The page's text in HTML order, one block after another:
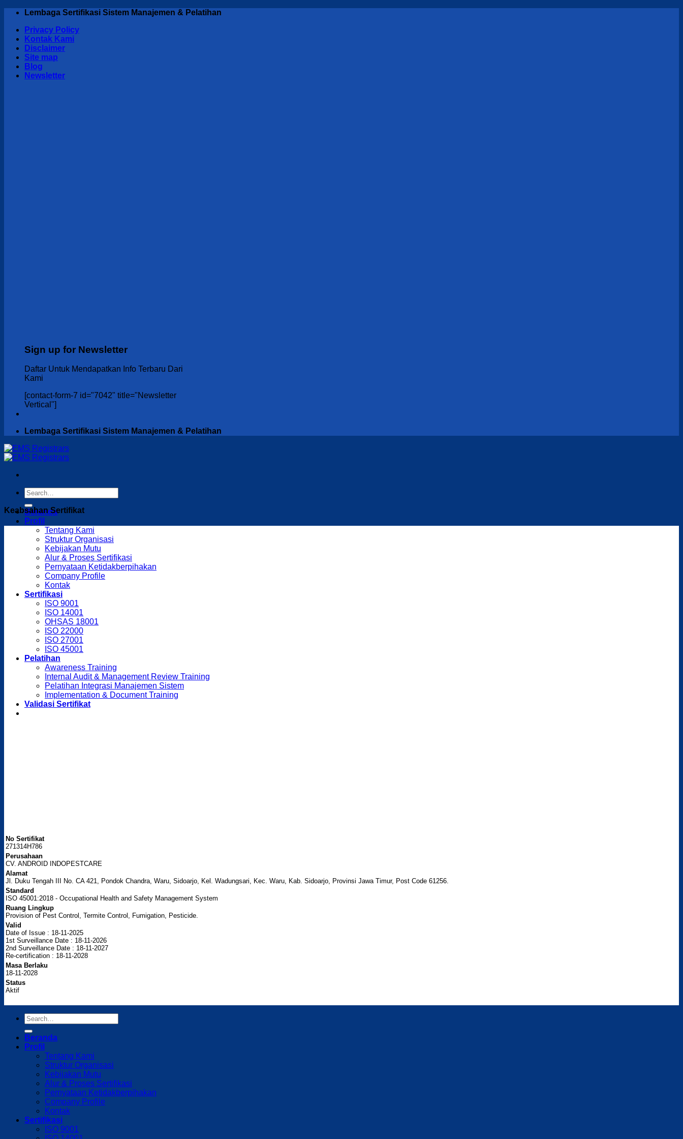
Skip
content
Lembaga Sertifikasi Sistem Manajemen & Pelatihan
Privacy Policy
Kontak Kami
Disclaimer
Site map
Blog
Newsletter
Sign up for Newsletter
Daftar Untuk Mendapatkan Info Terbaru Dari
Kami
[contact-form-7 id="7042" title="Newsletter
Vertical"]
Lembaga Sertifikasi Sistem Manajemen & Pelatihan
Beranda
Profil
Tentang Kami
Struktur Organisasi
Kebijakan Mutu
Alur & Proses Sertifikasi
Pernyataan Ketidakberpihakan
Company Profile
Kontak
Sertifikasi
ISO 9001
ISO 14001
OHSAS 18001
ISO 22000
ISO 27001
ISO 45001
Pelatihan
Awareness Training
Internal Audit & Management Review Training
Pelatihan Integrasi Manajemen Sistem
Implementation & Document Training
Validasi Sertifikat
Keabsahan Sertifikat
No Sertifikat
271314H786
Perusahaan
CV. ANDROID INDOPESTCARE
Alamat
Jl. Duku Tengah III No. CA 421, Pondok Chandra, Waru, Sidoarjo, Kel. Wadungsari, Kec. Waru, Kab. Sidoarjo, Provinsi Jawa Timur, Post Code 61256.
Standard
ISO 45001:2018 - Occupational Health and Safety Management System
Ruang Lingkup
Provision of Pest Control, Termite Control, Fumigation, Pesticide.
Valid
Date of Issue : 18-11-2025
1st Surveillance Date : 18-11-2026
2nd Surveillance Date : 18-11-2027
Re-certification : 18-11-2028
Masa Berlaku
18-11-2028
Status
Aktif
Beranda
Profil
Tentang Kami
Struktur Organisasi
Kebijakan Mutu
Alur & Proses Sertifikasi
Pernyataan Ketidakberpihakan
Company Profile
Kontak
Sertifikasi
ISO 9001